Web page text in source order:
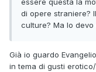
essere questa la
di opere straniere?
culture? Ma lo
Già io guardo
in tema di gusti